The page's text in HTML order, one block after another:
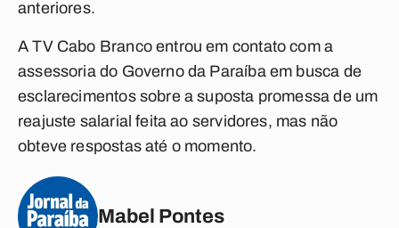
anteriores.
A TV Cabo Branco entrou em contato com a
assessoria do Governo da Paraíba em busca de
esclarecimentos sobre a suposta promessa de um
reajuste salarial feita ao servidores, mas não
obteve respostas até o momento.
Mabel Pontes